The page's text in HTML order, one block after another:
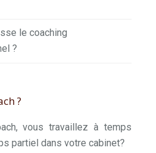
le coaching
?
?
vous travaillez à temps
partiel dans votre cabinet?